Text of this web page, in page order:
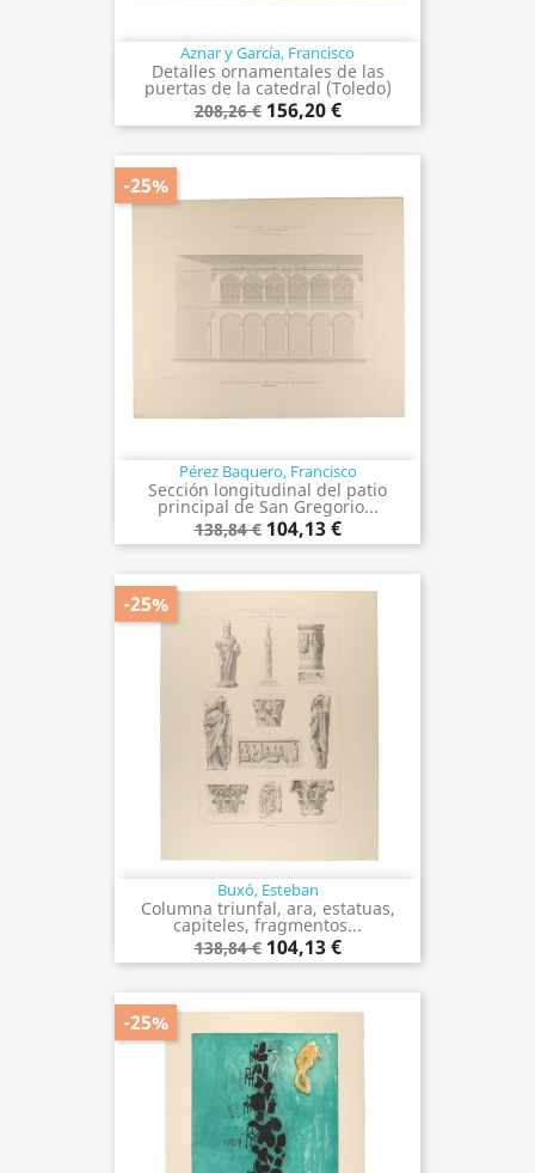
Aznar y García, Francisco
Detalles ornamentales de las
puertas de la catedral (Toledo)
208,26 € 156,20 €
Pérez Baquero, Francisco
Sección longitudinal del patio
principal de San Gregorio...
138,84 € 104,13 €
-25%
Buxó, Esteban
Columna triunfal, ara, estatuas,
capiteles, fragmentos...
138,84 € 104,13 €
-25%
-25%